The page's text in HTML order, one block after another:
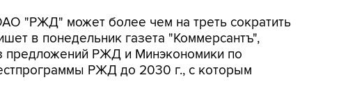
"РЖД" может более чем на треть сократить
в понедельник газета "Коммерсантъ",
предложений РЖД и Минэкономики по
РЖД до 2030 г., с которым